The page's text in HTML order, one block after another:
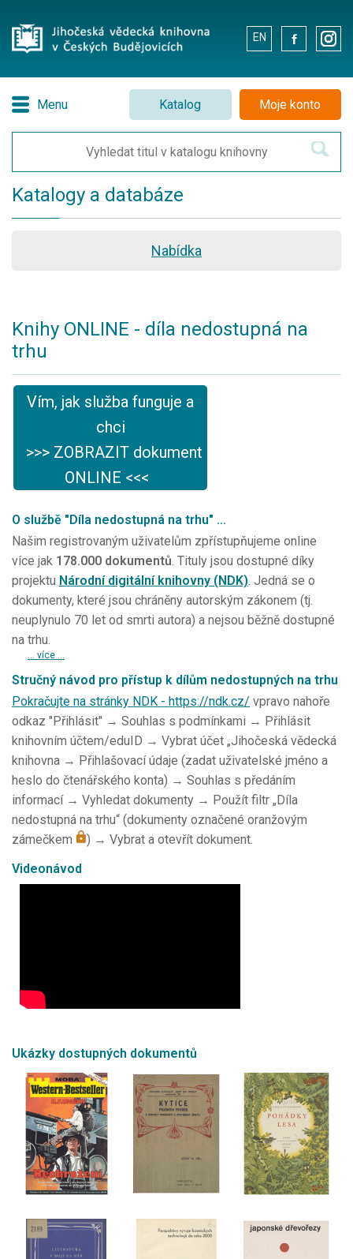
EN . .
Menu Katalog Moje konto
Katalogy a databáze
Nabídka
Knihy ONLINE - díla nedostupná na
trhu
Vím, jak služba funguje a
chci
>>> ZOBRAZIT dokument
ONLINE <<<
O službě "Díla nedostupná na trhu" ...
Našim registrovaným uživatelům zpřístupňujeme online
více jak 178.000 dokumentů. Tituly jsou dostupné díky
projektu Národní digitální knihovny (NDK). Jedná se o
dokumenty, které jsou chráněny autorským zákonem (tj.
neuplynulo 70 let od smrti autora) a nejsou běžně dostupné
na trhu.
... více ...
Stručný návod pro přístup k dílům nedostupných na trhu
Pokračujte na stránky NDK - https://ndk.cz/ vpravo nahoře
odkaz "Přihlásit" → Souhlas s podmínkami → Přihlásit
knihovním účtem/eduID → Vybrat účet „Jihočeská vědecká
knihovna → Přihlašovací údaje (zadat uživatelské jméno a
heslo do čtenářského konta) → Souhlas s předáním
informací → Vyhledat dokumenty → Použít filtr „Díla
nedostupná na trhu“ (dokumenty označené oranžovým
zámečkem
) → Vybrat a otevřít dokument.
Videonávod
Ukázky dostupných dokumentů